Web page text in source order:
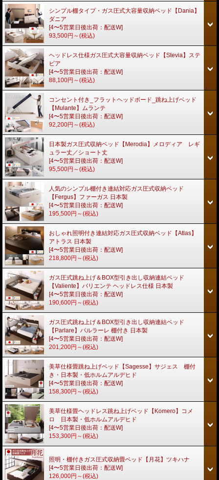
シンプル棚タイプ・ガス圧式大容量収納ベッド【Dania】
ダニア
[4〜5営業日後出荷：配送W]
93,500円～(税込)
ヘッドレス仕様ガス圧式大容量収納ベッド【Stevia】ステ
ビア
[4〜5営業日後出荷：配送W]
88,100円～(税込)
コンセント付き_フラットヘッドボード_跳ね上げベッド
【Mulante】ムランテ
[4〜5営業日後出荷：配送W]
92,200円～(税込)
日本製ガス圧式収納ベッド【Merodia】メロディア レギ
ュラー丈／ショート丈
[4〜5営業日後出荷：配送W]
95,500円～(税込)
人気のシンプル棚付き連結対応ガス圧式収納ベッド
【Fergus】ファーガス 日本製
[4〜5営業日後出荷：配送W]
195,500円～(税込)
おしゃれ照明付き連結対応ガス圧式収納ベッド【Atlas】
アトラス 日本製
[4〜5営業日後出荷：配送W]
218,800円～(税込)
ガス圧式跳ね上げ＆BOX型引き出し収納連結ベッド
【Valiente】バリエンテ ヘッドレス仕様 日本製
[4〜5営業日後出荷：配送W]
190,600円～(税込)
ガス圧式跳ね上げ＆BOX型引き出し収納連結ベッド
【Parlare】パルラーレ 棚付き 日本製
[4〜5営業日後出荷：配送W]
201,200円～(税込)
美草仕様畳跳ね上げベッド【Sagesse】サジェス 棚付
き・日本製・低ホルムアルデヒド
[4〜5営業日後出荷：配送W]
158,300円～(税込)
美草仕様畳ヘッドレス跳ね上げベッド【Komero】コメ
ロ 日本製・低ホルムアルデヒド
[4〜5営業日後出荷：配送W]
153,300円～(税込)
照明・棚付きガス圧式収納畳ベッド【月花】ツキハナ
[4〜5営業日後出荷：配送W]
126,000円～(税込)